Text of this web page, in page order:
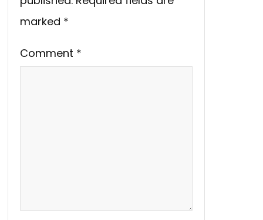
marked *
Comment *